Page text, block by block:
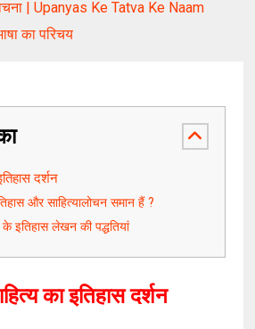
| Upanyas Ke Tatva Ke Naam
का परिचय
दर्शन
और साहित्यालोचन समान हैं ?
के इतिहास लेखन की पद्धतियां
का इतिहास दर्शन